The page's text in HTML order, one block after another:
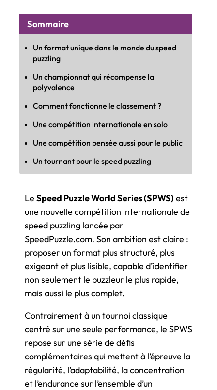
Sommaire
Un format unique dans le monde du speed
puzzling
Un championnat qui récompense la
polyvalence
Comment fonctionne le classement ?
Une compétition internationale en solo
Une compétition pensée aussi pour le public
Un tournant pour le speed puzzling
Le Speed Puzzle World Series (SPWS) est
une nouvelle compétition internationale de
speed puzzling lancée par
SpeedPuzzle.com. Son ambition est claire :
proposer un format plus structuré, plus
exigeant et plus lisible, capable d’identifier
non seulement le puzzleur le plus rapide,
mais aussi le plus complet.
Contrairement à un tournoi classique
centré sur une seule performance, le SPWS
repose sur une série de défis
complémentaires qui mettent à l’épreuve la
régularité, l’adaptabilité, la concentration
et l’endurance sur l’ensemble d’un